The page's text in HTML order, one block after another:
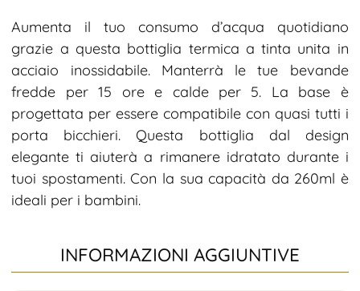
Aumenta il tuo consumo d’acqua quotidiano
grazie a questa bottiglia termica a tinta unita in
acciaio inossidabile. Manterrà le tue bevande
fredde per 15 ore e calde per 5. La base è
progettata per essere compatibile con quasi tutti i
porta bicchieri. Questa bottiglia dal design
elegante ti aiuterà a rimanere idratato durante i
tuoi spostamenti. Con la sua capacità da 260ml è
ideali per i bambini.
INFORMAZIONI AGGIUNTIVE